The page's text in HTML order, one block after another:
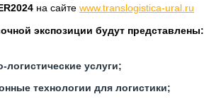
на сайте www.translogistica-ural.ru
экспозиции будут представлены:
логистические услуги;
технологии для логистики;